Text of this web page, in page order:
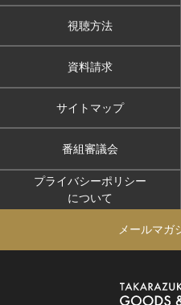
視聴方法
資料請求
サイトマップ
番組審議会
プライバシーポリシー
について
メールマガ